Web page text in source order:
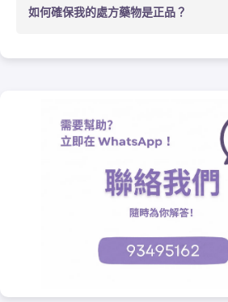
如何確保我的處方藥物是正品？